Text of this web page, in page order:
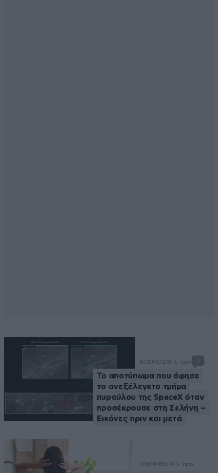
ΚΟΣΜΟΣ 18 λ. πριν 1
Το αποτύπωμα που άφησε
το ανεξέλεγκτο τμήμα
πυραύλου της SpaceX όταν
προσέκρουσε στη Σελήνη –
Εικόνες πριν και μετά
ΟΜΟΡΦΙΑ 19 λ. πριν